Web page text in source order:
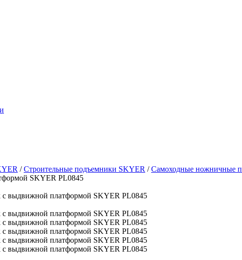
/Строительные подъемники SKYER /Самоходные ножничные
SKYER PL0845